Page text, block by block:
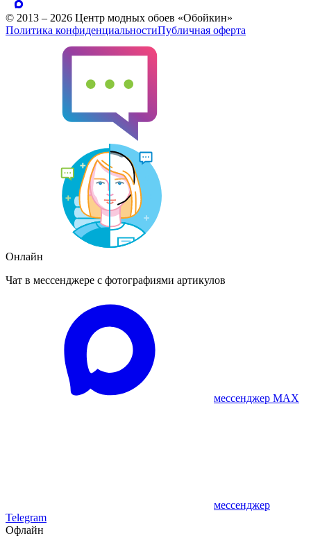
© 2013 – 2026 Центр модных обоев «Обойкин»
Политика конфиденциальностиПубличная оферта
Онлайн
Чат в мессенджере с фотографиями артикулов
мессенджер MAX
мессенджер
Telegram
Офлайн